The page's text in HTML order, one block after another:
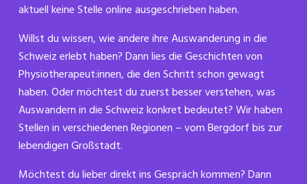
aktuell keine Stelle online ausgeschrieben haben.
Willst du wissen, wie andere ihre Auswanderung in die
Schweiz erlebt haben? Dann lies die Geschichten von
Physiotherapeut:innen, die den Schritt schon gewagt
haben. Oder möchtest du zuerst besser verstehen, was
Auswandern in die Schweiz konkret bedeutet? Wir haben
Stellen in verschiedenen Regionen – vom Bergdorf bis zur
lebendigen Großstadt.
Möchtest du lieber direkt ins Gespräch kommen? Dann